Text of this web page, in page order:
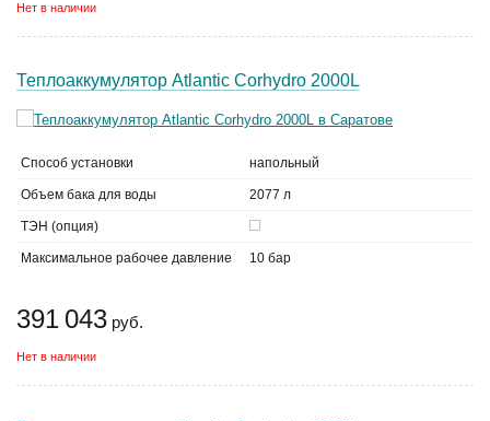
Нет в наличии
Теплоаккумулятор Atlantic Corhydro 2000L
Способ установки напольный
Объем бака для воды 2077 л
ТЭН (опция)
Максимальное рабочее давление 10 бар
391 043 руб.
Нет в наличии